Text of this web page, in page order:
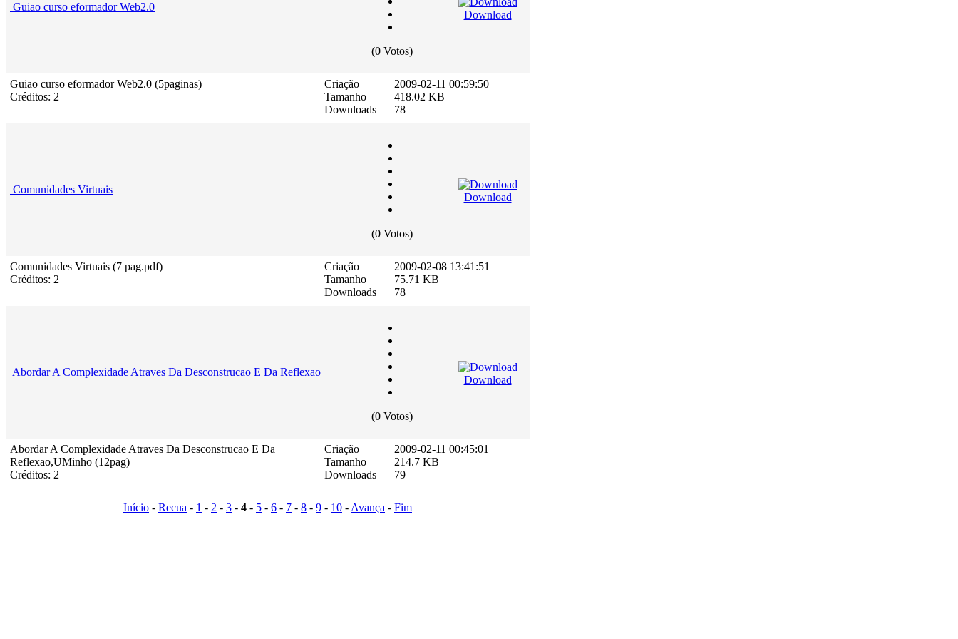
Guiao curso eformador Web2.0
(0 Votos)
Download
Guiao curso eformador Web2.0 (5paginas)
Créditos: 2
Criação
Tamanho
Downloads
2009-02-11 00:59:50
418.02 KB
78
Comunidades Virtuais
(0 Votos)
Download
Comunidades Virtuais (7 pag.pdf)
Créditos: 2
Criação
Tamanho
Downloads
2009-02-08 13:41:51
75.71 KB
78
Abordar A Complexidade Atraves Da Desconstrucao E Da Reflexao
(0 Votos)
Download
Abordar A Complexidade Atraves Da Desconstrucao E Da
Reflexao,UMinho (12pag)
Créditos: 2
Criação
Tamanho
Downloads
2009-02-11 00:45:01
214.7 KB
79
Início - Recua - 1 - 2 - 3 - 4 - 5 - 6 - 7 - 8 - 9 - 10 -Avança - Fim